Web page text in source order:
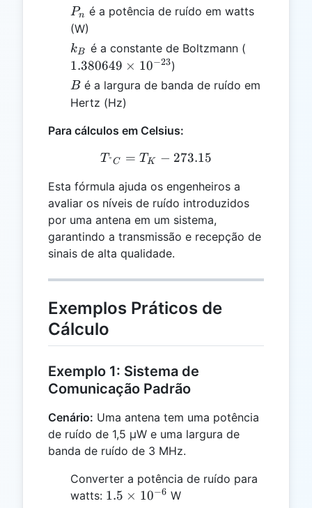
P_n
Pn é a potência de ruído em watts
(W)
k_B
kB é a constante de Boltzmann (
10^{-23}
1.380649 × 10−23)
B
Bé a largura de banda de ruído em
Hertz (Hz)
Para cálculos em Celsius:
T_{°C} = T_{K} - 273.15
T °C = TK − 273.15
Esta fórmula ajuda os engenheiros a
avaliar os níveis de ruído introduzidos
por uma antena em um sistema,
garantindo a transmissão e recepção de
sinais de alta qualidade.
Exemplos Práticos de
Cálculo
Exemplo 1: Sistema de
Comunicação Padrão
Cenário: Uma antena tem uma potência
de ruído de 1,5 µW e uma largura de
banda de ruído de 3 MHz.
Converter a potência de ruído para
watts: 1.5
1.5 × 10−6 W